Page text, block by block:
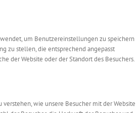
um Benutzereinstellungen zu speichern
zu stellen, die entsprechend angepasst
der Website oder der Standort des Besuchers.
wie unsere Besucher mit der Website